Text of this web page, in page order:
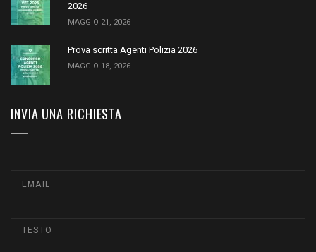
2026
MAGGIO 21, 2026
Prova scritta Agenti Polizia 2026
MAGGIO 18, 2026
INVIA UNA RICHIESTA